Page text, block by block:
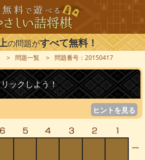
の問題がすべて無料！
問題一覧 問題番号：20150417
ックしよう！
ヒントを見る